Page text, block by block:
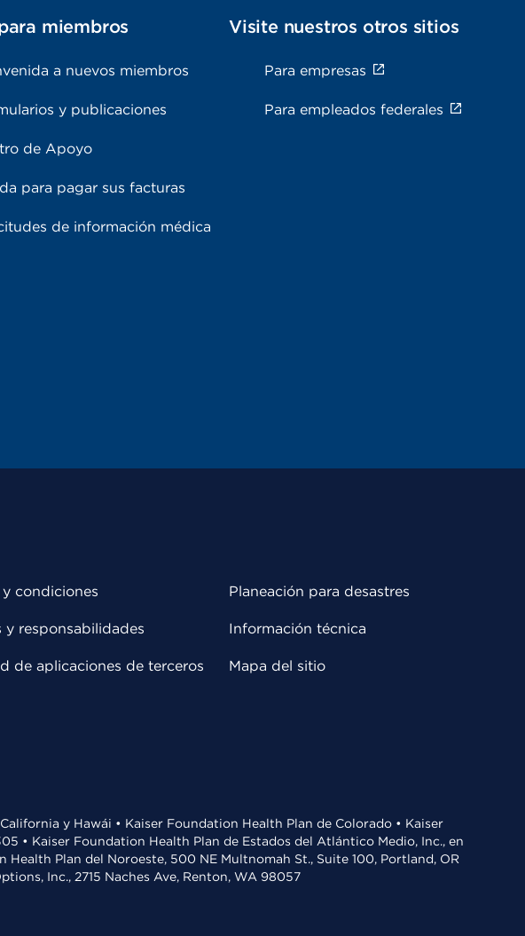
miembros
a nuevos miembros
y publicaciones
de Apoyo
para pagar sus facturas
de información médica
Visite nuestros otros sitios
Para empresas
Para empleados federales
y condiciones
y responsabilidades
de aplicaciones de terceros
Planeación para desastres
Información técnica
Mapa del sitio
y Hawái • Kaiser Foundation Health Plan de Colorado • Kaiser
• Kaiser Foundation Health Plan de Estados del Atlántico Medio, Inc., en
Plan del Noroeste, 500 NE Multnomah St., Suite 100, Portland, OR
Inc., 2715 Naches Ave, Renton, WA 98057